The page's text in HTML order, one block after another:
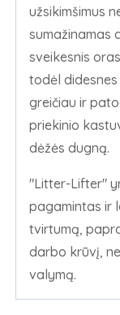
užsikimšimus
sumažinamas
sveikesnis
todėl
greičiau ir
priekinio
dėžės dugną.
"Litter-Lifter"
pagamintas ir
tvirtumą,
darbo krūvį,
valymą.